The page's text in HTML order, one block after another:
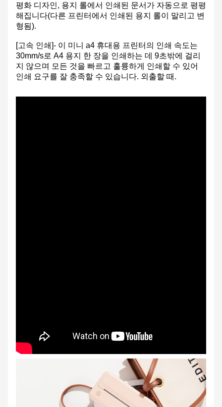
평화 디자인, 용지 롤에서 인쇄된 문서가 자동으로 평평
해집니다(다른 프린터에서 인쇄된 용지 롤이 말리고 변
형됨).
[고속 인쇄]- 이 미니 a4 휴대용 프린터의 인쇄 속도는
30mm/s로 A4 용지 한 장을 인쇄하는 데 9초밖에 걸리
지 않으며 모든 것을 빠르고 훌륭하게 인쇄할 수 있어
인쇄 요구를 잘 충족할 수 있습니다. 외출할 때.